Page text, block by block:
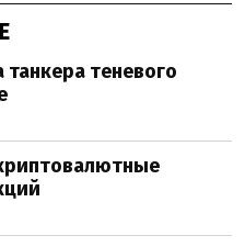
теневого